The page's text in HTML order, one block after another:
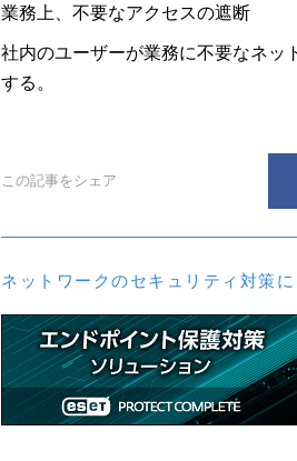
業務上、不要なアクセスの遮断
社内のユーザーが業務に不要なネッ
する。
この記事をシェア
ネットワークのセキュリティ対策に